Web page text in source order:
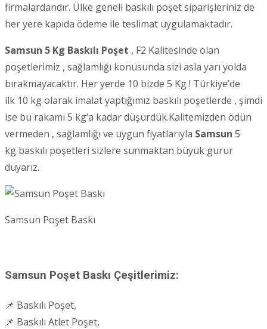
firmalardandır. Ülke geneli baskılı poşet siparişleriniz de
her yere kapıda ödeme ile teslimat uygulamaktadır.
Samsun 5 Kg Baskılı Poşet , F2 Kalitesinde olan
poşetlerimiz , sağlamlığı konusunda sizi asla yarı yolda
bırakmayacaktır. Her yerde 10 bizde 5 Kg ! Türkiye’de
ilk 10 kg olarak imalat yaptığımız baskılı poşetlerde , şimdi
ise bu rakamı 5 kg’a kadar düşürdük.Kalitemizden ödün
vermeden , sağlamlığı ve uygun fiyatlarıyla Samsun 5
kg baskılı poşetleri sizlere sunmaktan büyük gurur
duyarız.
Samsun Poşet Baskı
Samsun Poşet Baskı Çeşitlerimiz:
📌 Baskılı Poşet,
📌 Baskılı Atlet Poşet,